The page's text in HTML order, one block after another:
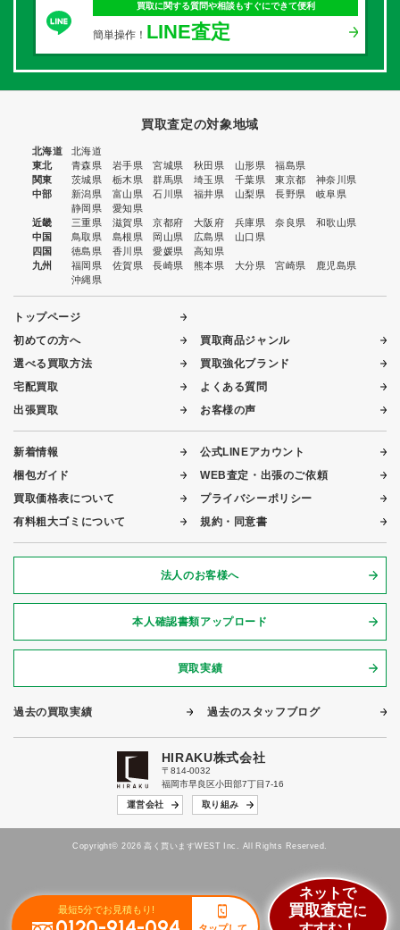
買取に関する質問や相談もすぐにできて便利
簡単操作！ LINE査定
最短5分でお見積もり!
ネットで
買取査定に
買取査定の対象地域
北海道
北海道
東北
青森県 岩手県 宮城県 秋田県 山形県
福島県
関東
茨城県 栃木県 群馬県 埼玉県 千葉県 東京都
神奈川県
中部
新潟県 富山県 石川県 福井県 山梨県 長野県
岐阜県
静岡県
愛知県
近畿
三重県 滋賀県 京都府 大阪府 兵庫県 奈良県
和歌山県
中国
鳥取県 島根県 岡山県 広島県
山口県
四国
徳島県 香川県 愛媛県
高知県
九州
福岡県 佐賀県 長崎県 熊本県 大分県 宮崎県
鹿児島県
沖縄県
トップページ
初めての方へ
選べる買取方法
宅配買取
出張買取
買取商品ジャンル
買取強化ブランド
よくある質問
お客様の声
新着情報
梱包ガイド
買取価格表について
有料粗大ゴミについて
公式LINEアカウント
WEB査定・出張のご依頼
プライバシーポリシー
規約・同意書
法人のお客様へ
本人確認書類アップロード
買取実績
過去の買取実績 過去のスタッフブログ
HIRAKU株式会社
〒814-0032
福岡市早良区小田部7丁目7-16
運営会社 取り組み
Copyright© 2026 高く買いますWEST Inc. All Rights Reserved.